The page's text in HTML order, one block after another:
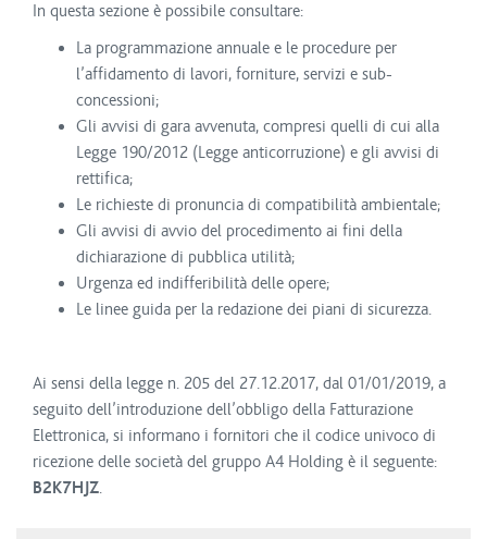
In questa sezione è possibile consultare:
La programmazione annuale e le procedure per
l’affidamento di lavori, forniture, servizi e sub-
concessioni;
Gli avvisi di gara avvenuta, compresi quelli di cui alla
Legge 190/2012 (Legge anticorruzione) e gli avvisi di
rettifica;
Le richieste di pronuncia di compatibilità ambientale;
Gli avvisi di avvio del procedimento ai fini della
dichiarazione di pubblica utilità;
Urgenza ed indifferibilità delle opere;
Le linee guida per la redazione dei piani di sicurezza.
Ai sensi della legge n. 205 del 27.12.2017, dal 01/01/2019, a
seguito dell’introduzione dell’obbligo della Fatturazione
Elettronica, si informano i fornitori che il codice univoco di
ricezione delle società del gruppo A4 Holding è il seguente:
B2K7HJZ.